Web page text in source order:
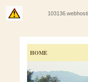
HOME